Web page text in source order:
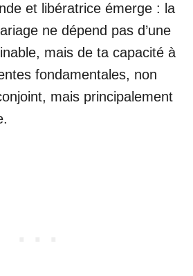
et libératrice émerge : la
ne dépend pas d’une
mais de ta capacité à
fondamentales, non
mais principalement